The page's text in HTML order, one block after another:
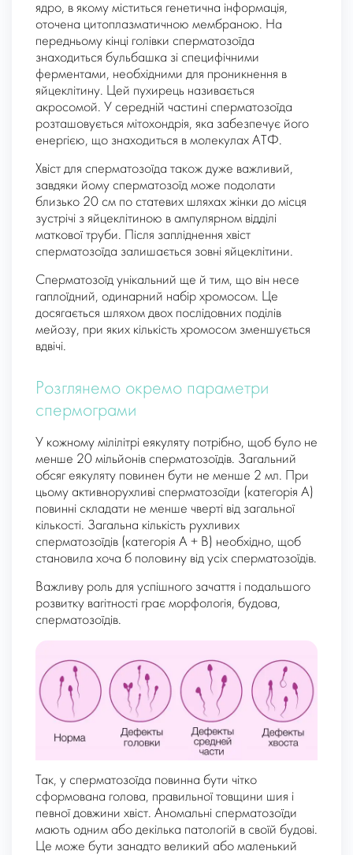
ядро, в якому міститься генетична інформація,
оточена цитоплазматичною мембраною. На
передньому кінці голівки сперматозоїда
знаходиться бульбашка зі специфічними
ферментами, необхідними для проникнення в
яйцеклітину. Цей пухирець називається
акросомой. У середній частині сперматозоїда
розташовується мітохондрія, яка забезпечує його
енергією, що знаходиться в молекулах АТФ.
Хвіст для сперматозоїда також дуже важливий,
завдяки йому сперматозоїд може подолати
близько 20 см по статевих шляхах жінки до місця
зустрічі з яйцеклітиною в ампулярном відділі
маткової труби. Після запліднення хвіст
сперматозоїда залишається зовні яйцеклітини.
Сперматозоїд унікальний ще й тим, що він несе
гаплоїдний, одинарний набір хромосом. Це
досягається шляхом двох послідовних поділів
мейозу, при яких кількість хромосом зменшується
вдвічі.
Розглянемо окремо параметри
спермограми
У кожному мілілітрі еякуляту потрібно, щоб було не
менше 20 мільйонів сперматозоїдів. Загальний
обсяг еякуляту повинен бути не менше 2 мл. При
цьому активнорухливі сперматозоїди (категорія А)
повинні складати не менше чверті від загальної
кількості. Загальна кількість рухливих
сперматозоїдів (категорія А + В) необхідно, щоб
становила хоча б половину від усіх сперматозоїдів.
Важливу роль для успішного зачаття і подальшого
розвитку вагітності грає морфологія, будова,
сперматозоїдів.
Так, у сперматозоїда повинна бути чітко
сформована голова, правильної товщини шия і
певної довжини хвіст. Аномальні сперматозоїди
мають одним або декілька патологій в своїй будові.
Це може бути занадто великий або маленький